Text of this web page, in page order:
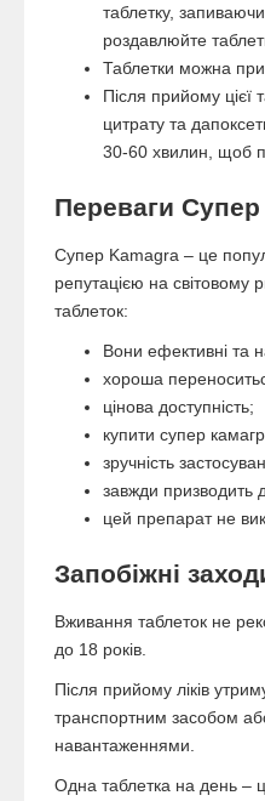
таблетку,
роздавлюйте
Таблетки можна
Після прийому цієї
цитрату та
30-60 хвилин, щоб
Переваги
Супер Kamagra – це
репутацією на світовому
таблеток:
Вони ефективні та
хороша
цінова доступність;
купити супер
зручність
завжди призводить
цей препарат не
Запобіжні
Вживання таблеток не
до 18 років.
Після прийому ліків
транспортним засобом
навантаженнями.
Одна таблетка на день –